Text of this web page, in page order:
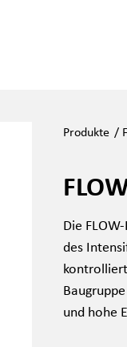
Produkte /
Die
des
und hohe